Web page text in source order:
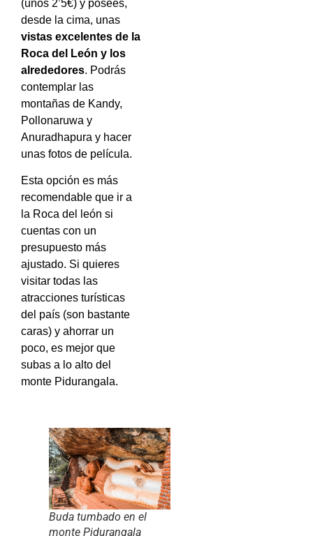
(unos 2’5€) y posees,
desde la cima, unas
vistas excelentes de la
Roca del León y los
alrededores. Podrás
contemplar las
montañas de Kandy,
Pollonaruwa y
Anuradhapura y hacer
unas fotos de película.
Esta opción es más
recomendable que ir a
la Roca del león si
cuentas con un
presupuesto más
ajustado. Si quieres
visitar todas las
atracciones turísticas
del país (son bastante
caras) y ahorrar un
poco, es mejor que
subas a lo alto del
monte Pidurangala.
Buda tumbado en el
monte Pidurangala